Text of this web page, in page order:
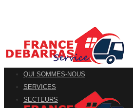
QUI SOMMES-NOUS
SERVICES
SECTEURS